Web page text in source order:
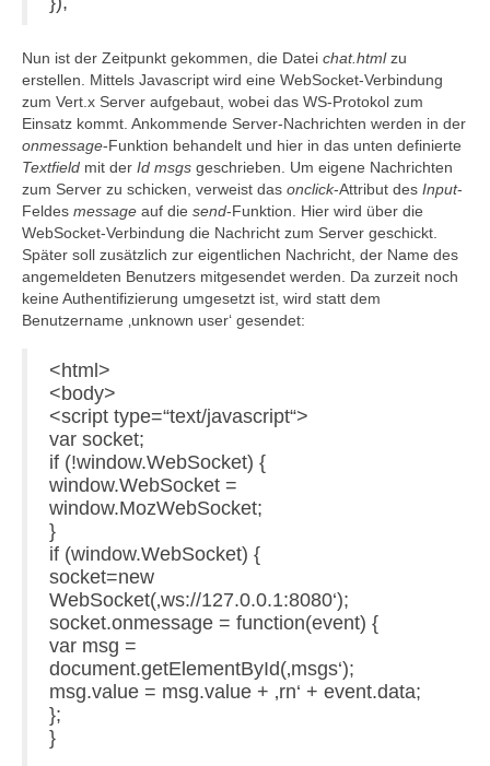
Nun ist der Zeitpunkt gekommen, die Datei chat.htmlzu
erstellen. Mittels Javascript wird eine WebSocket-Verbindung
zum Vert.x Server aufgebaut, wobei das WS-Protokol zum
Einsatz kommt. Ankommende Server-Nachrichten werden in der
onmessage-Funktion behandelt und hier in das unten definierte
Textfield mit der Id msgs geschrieben. Um eigene Nachrichten
zum Server zu schicken, verweist das onclick-Attribut des Input-
Feldes message auf die send-Funktion. Hier wird über die
WebSocket-Verbindung die Nachricht zum Server geschickt.
Später soll zusätzlich zur eigentlichen Nachricht, der Name des
angemeldeten Benutzers mitgesendet werden. Da zurzeit noch
keine Authentifizierung umgesetzt ist, wird statt dem
Benutzername ‚unknown user‘ gesendet:
<html>
<body>
<script type=“text/javascript“>
var socket;
if (!window.WebSocket) {
window.WebSocket =
window.MozWebSocket;
}
if (window.WebSocket) {
socket=new
WebSocket(‚ws://127.0.0.1:8080‘);
socket.onmessage = function(event) {
var msg =
document.getElementById(‚msgs‘);
msg.value = msg.value + ‚rn‘ + event.data;
};
}